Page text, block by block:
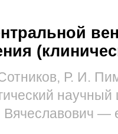
Р. И.
Вячеславович —